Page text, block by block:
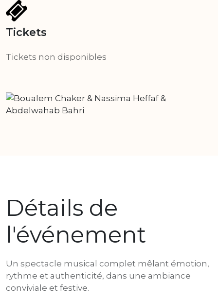
Tickets
Tickets non disponibles
Détails de
l'événement
Un spectacle musical complet mêlant émotion,
rythme et authenticité, dans une ambiance
conviviale et festive.